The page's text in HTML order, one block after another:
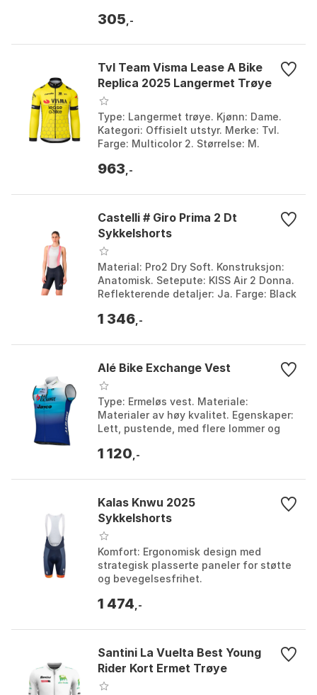
305 ,-
Tvl Team Visma Lease A Bike
Replica 2025 Langermet Trøye
Type: Langermet trøye. Kjønn: Dame.
Kategori: Offisielt utstyr. Merke: Tvl.
Farge: Multicolor 2. Størrelse: M.
963 ,-
Castelli # Giro Prima 2 Dt
Sykkelshorts
Material: Pro2 Dry Soft. Konstruksjon:
Anatomisk. Setepute: KISS Air 2 Donna.
Reflekterende detaljer: Ja. Farge: Black
1 346 ,-
Alé Bike Exchange Vest
Type: Ermeløs vest. Materiale:
Materialer av høy kvalitet. Egenskaper:
Lett, pustende, med flere lommer og
Sykkelaktiviteter, opti...
1 120 ,-
Kalas Knwu 2025
Sykkelshorts
Komfort: Ergonomisk design med
strategisk plasserte paneler for støtte
og bevegelsesfrihet.
transporterer bort fuktighet ...
1 474 ,-
Santini La Vuelta Best Young
Rider Kort Ermet Trøye